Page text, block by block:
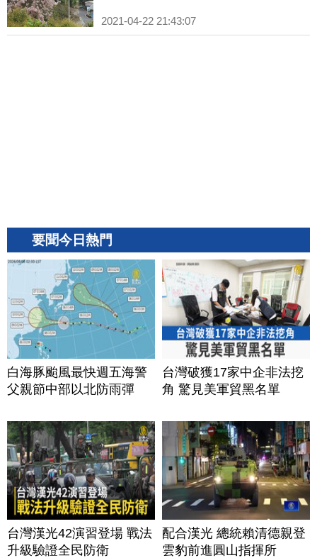
2021-04-22 21:43:07
要聞今日熱門
白海豚颱風最快週五海警
父親節中部以北防雨彈
台灣破獲17家中企非法挖
角 驚見美軍貿黑名單
台灣漢光42演習登場 戰法
升級驗證全民防衛
配合漢光 總統賴清德親登
雲豹前進圓山指揮所